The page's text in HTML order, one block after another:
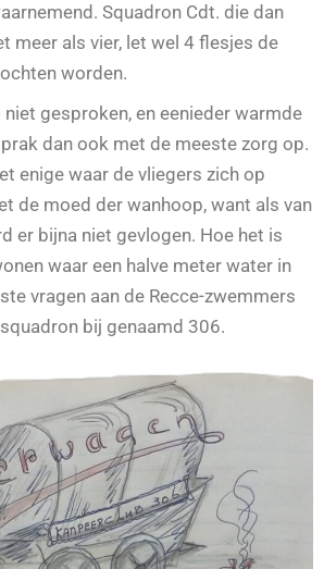
Squadron Cdt. die dan
meer als vier, let wel 4 flesjes de
worden.
gesproken, en eenieder warmde
dan ook met de meeste zorg op.
enige waar de vliegers zich op
de moed der wanhoop, want als van
er bijna niet gevlogen. Hoe het is
waar een halve meter water in
vragen aan de Recce-zwemmers
bij genaamd 306.